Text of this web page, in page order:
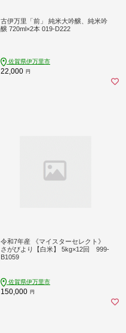
古伊万里「前」 純米大吟醸、純米吟
醸 720ml×2本 019-D222
佐賀県伊万里市
22,000 円
令和7年産 《マイスターセレクト》
さがびより【白米】 5kg×12回 999-
B1059
佐賀県伊万里市
150,000 円